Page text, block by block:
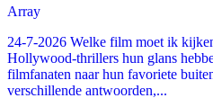
Array
24-7-2026 Welke film moet ik
Hollywood-thrillers hun glans
filmfanaten naar hun favoriete
verschillende antwoorden,...